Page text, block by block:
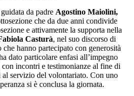
da padre Agostino Maiolini,
che da due anni condivide
e attivamente la supporta nella
Casturà, nel suo discorso di
hanno partecipato con generosità
dato particolare enfasi all’impegno
incontri e testimonianze al fine di
servizio del volontariato. Con uno
si è conclusa la giornata.